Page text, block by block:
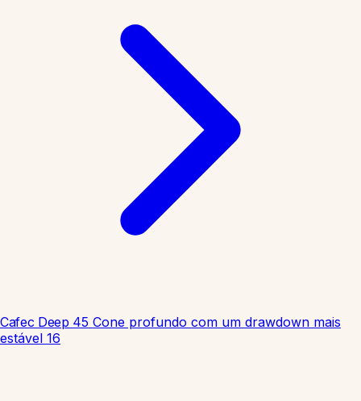
Cafec Deep 45 Cone profundo com um drawdown mais
estável 16